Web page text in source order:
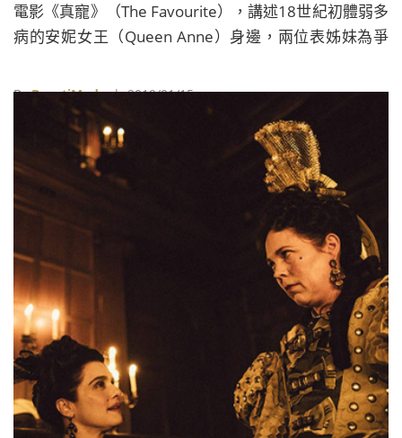
電影《真寵》（The Favourite），講述18世紀初體弱多
病的安妮女王（Queen Anne）身邊，兩位表姊妹為爭
默手法，呈現女性之間的情感糾葛與背後錯綜複雜的政
治角力，自亮相以來不僅襲捲各大國際影展，三位實力
派女星同框飆戲更是令人大呼過癮！
ByBeautiMode| 2019/01/15